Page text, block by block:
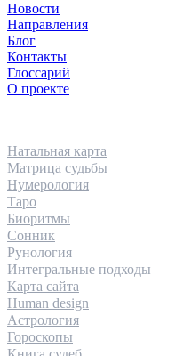
Новости
Направления
Блог
Контакты
Глоссарий
О проекте
Натальная карта
Матрица судьбы
Нумерология
Таро
Биоритмы
Сонник
Рунология
Интегральные подходы
Карта сайта
Human design
Астрология
Гороскопы